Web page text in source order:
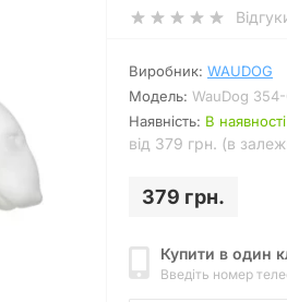
Виробник: WAUDOG
Модель: WauDog 354-
Наявність: В наявності
від 379 грн. (в
379 грн.
Купити в один
Введіть номер